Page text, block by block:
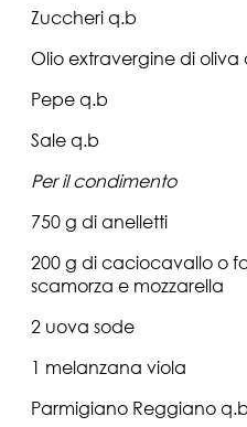
Zuccheri q.b
Olio extravergine di oliva
Pepe q.b
Sale q.b
Per il condimento
750 g di anelletti
200 g di caciocavallo o
scamorza e mozzarella
2 uova sode
1 melanzana viola
Parmigiano Reggiano